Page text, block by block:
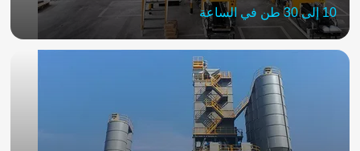
10 إلى 30 طن في الساعة